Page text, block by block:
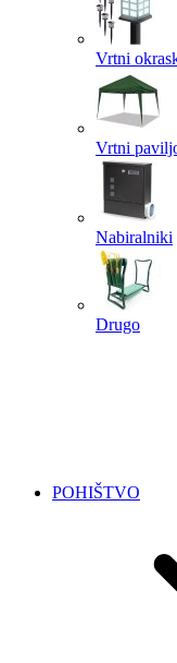
Vrtni
Vrtni
Nabiralniki
Drugo
POHIŠTVO